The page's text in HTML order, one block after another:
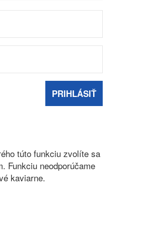
PRIHLÁSIŤ
túto funkciu zvolíte sa
Funkciu neodporúčame
kaviarne.